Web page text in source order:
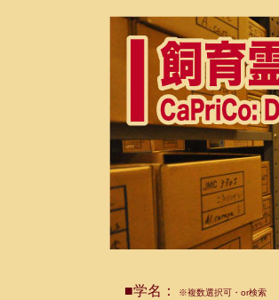
■学名： ※複数選択可・or検索